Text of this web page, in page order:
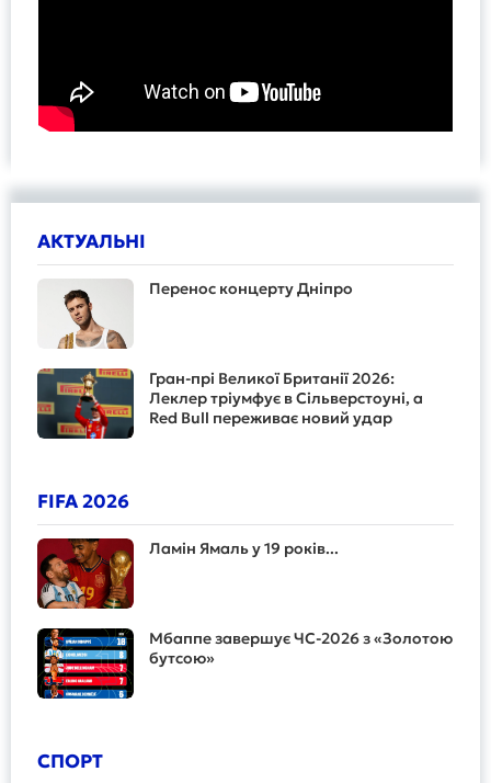
АКТУАЛЬНІ
Перенос концерту Дніпро
Гран-прі Великої Британії 2026:
Леклер тріумфує в Сільверстоуні, а
Red Bull переживає новий удар
FIFA 2026
Ламін Ямаль у 19 років...
Мбаппе завершує ЧС-2026 з «Золотою
бутсою»
СПОРТ